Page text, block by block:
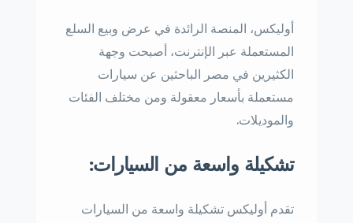
أوليكس، المنصة الرائدة في عرض وبيع السلع
المستعملة عبر الإنترنت، أصبحت وجهة
الكثيرين في مصر الباحثين عن سيارات
مستعملة بأسعار معقولة ومن مختلف الفئات
والموديلات.
تشكيلة واسعة من السيارات:
تقدم أوليكس تشكيلة واسعة من السيارات